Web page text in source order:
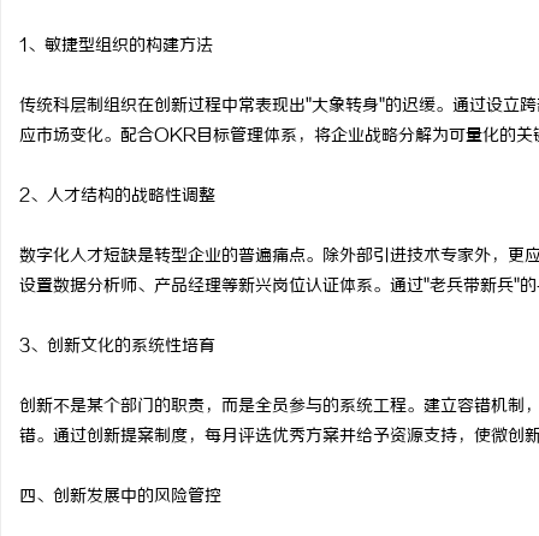
1、敏捷型组织的构建方法
传统科层制组织在创新过程中常表现出"大象转身"的迟缓。通过设立
应市场变化。配合OKR目标管理体系，将企业战略分解为可量化的
2、人才结构的战略性调整
数字化人才短缺是转型企业的普遍痛点。除外部引进技术专家外，
设置数据分析师、产品经理等新兴岗位认证体系。通过"老兵带新兵"
3、创新文化的系统性培育
创新不是某个部门的职责，而是全员参与的系统工程。建立容错机
错。通过创新提案制度，每月评选优秀方案并给予资源支持，使微创
四、创新发展中的风险管控